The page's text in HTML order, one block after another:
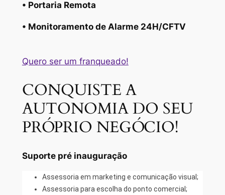
• Portaria Remota
• Monitoramento de Alarme 24H/CFTV
Quero ser um franqueado!
CONQUISTE A
AUTONOMIA DO SEU
PRÓPRIO NEGÓCIO!
Suporte pré inauguração
Assessoria em marketing e comunicação visual;
Assessoria para escolha do ponto comercial;